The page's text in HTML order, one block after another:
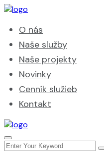
O nás
Naše služby
Naše projekty
Novinky
Cenník služieb
Kontakt